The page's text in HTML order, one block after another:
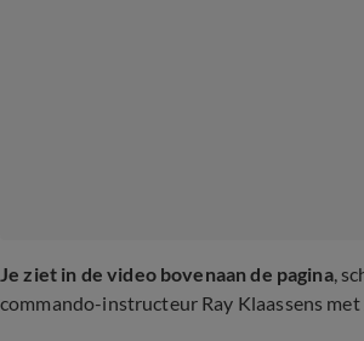
Je ziet in de video bovenaan de pagina,
commando-instructeur Ray Klaassens met